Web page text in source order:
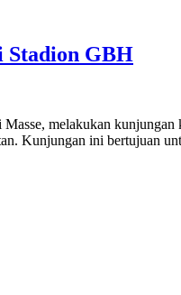
Stadion GBH
melakukan kunjungan
Kunjungan ini bertujuan